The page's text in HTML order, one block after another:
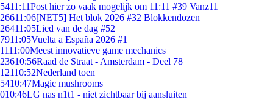
5411:11Post hier zo vaak mogelijk om 11:11 #39 Vanz11
26611:06[NET5] Het blok 2026 #32 Blokkendozen
26411:05Lied van de dag #52
7911:05Vuelta a España 2026 #1
1111:00Meest innovatieve game mechanics
23610:56Raad de Straat - Amsterdam - Deel 78
12110:52Nederland toen
5410:47Magic mushrooms
010:46LG nas n1t1 - niet zichtbaar bij aansluiten